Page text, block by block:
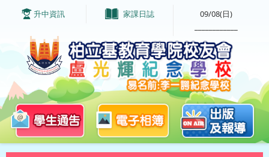
升中資訊 家課日誌
09/08(日)